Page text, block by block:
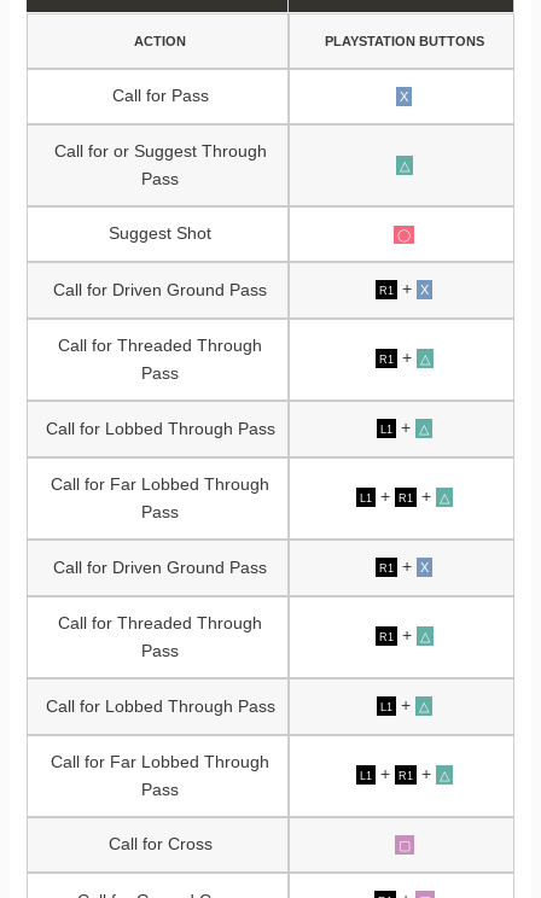
ACTION PLAYSTATION BUTTONS
Call for Pass X
Call for or Suggest Through
Pass
△
Suggest Shot ◯
Call for Driven Ground Pass R1 + X
Call for Threaded Through
Pass
R1 + △
Call for Lobbed Through Pass L1 + △
Call for Far Lobbed Through
Pass
L1 + R1 + △
Call for Driven Ground Pass R1 + X
Call for Threaded Through
Pass
R1 + △
Call for Lobbed Through Pass L1 + △
Call for Far Lobbed Through
Pass
L1 + R1 + △
Call for Cross ▢